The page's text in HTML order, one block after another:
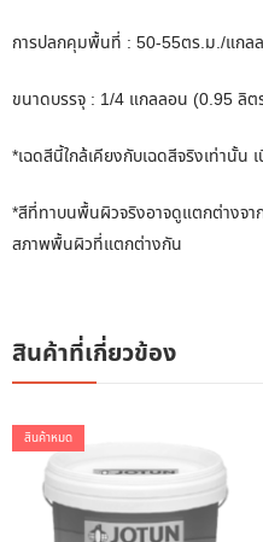
การปลกคุมพื้นที่ : 50-55ตร.ม./แกล
ขนาดบรรจุ : 1/4 แกลลอน (0.95 ลิต
*เฉดสีนี้ใกล้เคียงกับเฉดสีจริงเท่านั้น
*สีที่ทาบนพื้นผิวจริงอาจดูแตกต่างจา
สภาพพื้นผิวที่แตกต่างกัน
สินค้าที่เกี่ยวข้อง
สินค้าหมด